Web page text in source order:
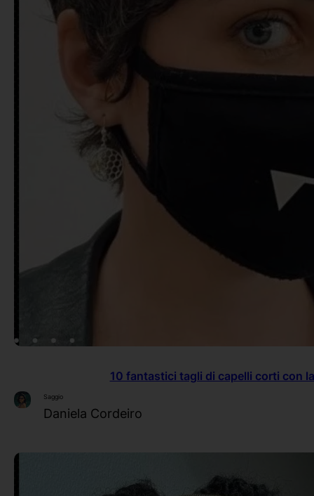
10 fantastici tagli di capelli corti con
Saggio
Daniela Cordeiro